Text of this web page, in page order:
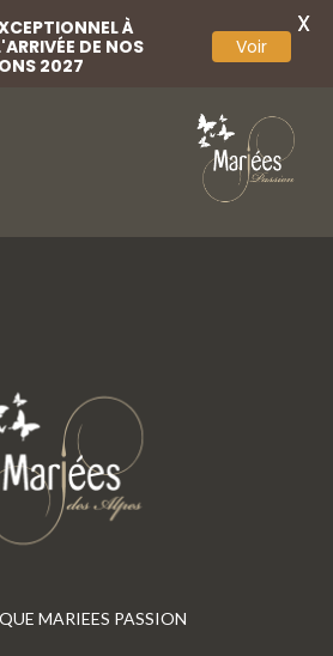
19 Angela Bianca
MARIEES PASSION
À
DE NOS
2027
Voir
X